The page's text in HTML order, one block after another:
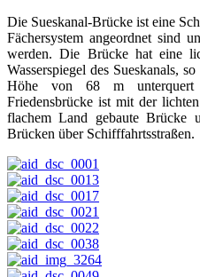
Die Sueskanal-Brücke ist eine
Fächersystem angeordnet sind
werden. Die Brücke hat eine
Wasserspiegel des Sueskanals,
Höhe von 68 m
Friedensbrücke ist mit der
flachem Land gebaute Brücke
Brücken über Schifffahrtsstraßen.